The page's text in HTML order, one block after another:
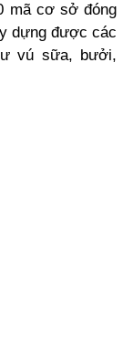
mã cơ sở đóng
dựng được các
vú sữa, bưởi,